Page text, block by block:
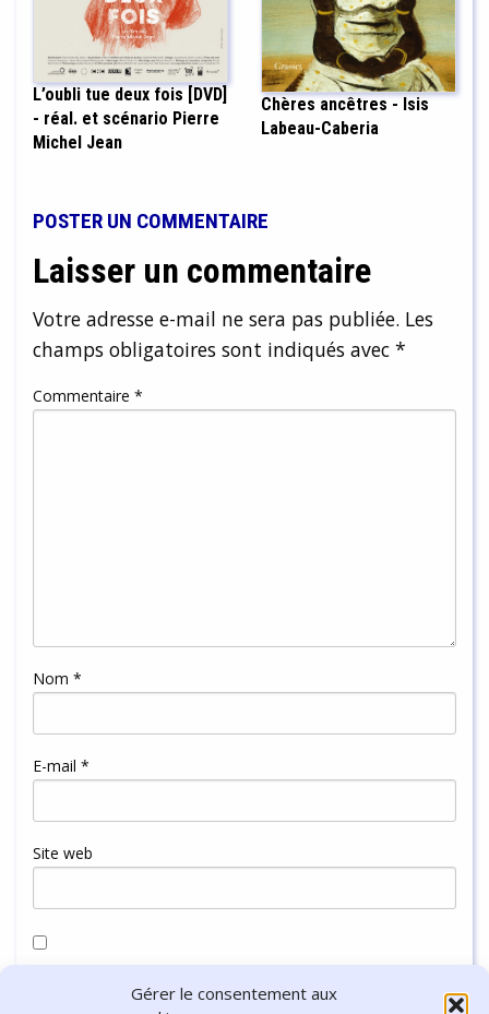
Gérer le consentement aux
L’oubli tue deux fois [DVD]
- réal. et scénario Pierre
Michel Jean
Chères ancêtres - Isis
Labeau-Caberia
POSTER UN COMMENTAIRE
Laisser un commentaire
Votre adresse e-mail ne sera pas publiée. Les
champs obligatoires sont indiqués avec *
Commentaire *
Nom *
E-mail *
Site web
navigateur pour mon prochain commentaire.